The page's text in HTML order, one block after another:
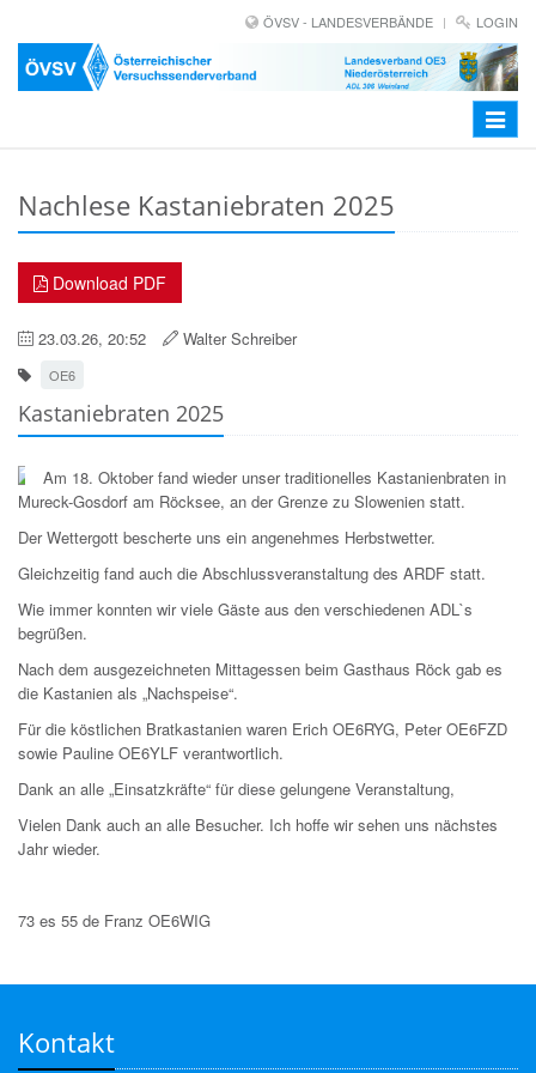
ÖVSV - LANDESVERBÄNDE LOGIN
Toggle
Nachlese Kastaniebraten 2025
Download PDF
23.03.26, 20:52 Walter Schreiber
OE6
Kastaniebraten 2025
Am 18. Oktober fand wieder unser traditionelles Kastanienbraten in
Mureck-Gosdorf am Röcksee, an der Grenze zu Slowenien statt.
Der Wettergott bescherte uns ein angenehmes Herbstwetter.
Gleichzeitig fand auch die Abschlussveranstaltung des ARDF statt.
Wie immer konnten wir viele Gäste aus den verschiedenen ADL`s
begrüßen.
Nach dem ausgezeichneten Mittagessen beim Gasthaus Röck gab es
die Kastanien als „Nachspeise“.
Für die köstlichen Bratkastanien waren Erich OE6RYG, Peter OE6FZD
sowie Pauline OE6YLF verantwortlich.
Dank an alle „Einsatzkräfte“ für diese gelungene Veranstaltung,
Vielen Dank auch an alle Besucher. Ich hoffe wir sehen uns nächstes
Jahr wieder.
73 es 55 de Franz OE6WIG
Kontakt